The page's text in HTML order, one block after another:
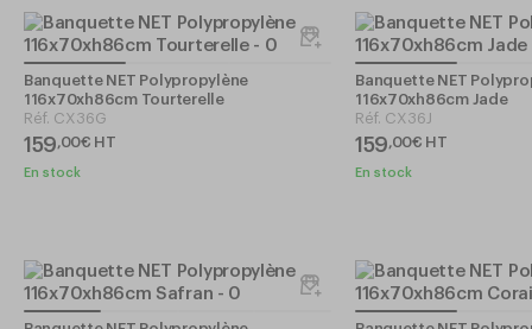
Banquette NET Polypropylène
116x70xh86cm Tourterelle
Réf. CX36G
159,00€ HT
En stock
Banquette NET
116x70xh86cm Jade
Réf. CX36J
159,00€ HT
En stock